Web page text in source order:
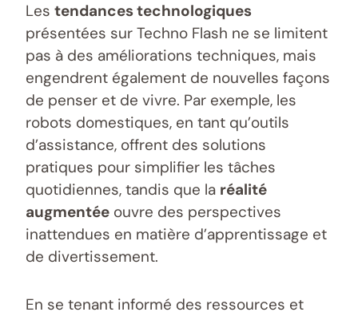
Les tendances technologiques
présentées sur Techno Flash ne se limitent
pas à des améliorations techniques, mais
engendrent également de nouvelles façons
de penser et de vivre. Par exemple, les
robots domestiques, en tant qu’outils
d’assistance, offrent des solutions
pratiques pour simplifier les tâches
quotidiennes, tandis que la réalité
augmentée ouvre des perspectives
inattendues en matière d’apprentissage et
de divertissement.
En se tenant informé des ressources et